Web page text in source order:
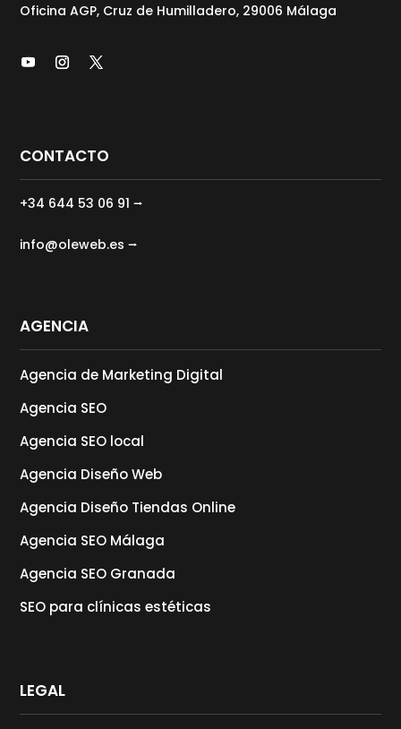
Oficina AGP, Cruz de Humilladero, 29006 Málaga
CONTACTO
+34 644 53 06 91 ⭢
info@oleweb.es ⭢
AGENCIA
Agencia de Marketing Digital
Agencia SEO
Agencia SEO local
Agencia Diseño Web
Agencia Diseño Tiendas Online
Agencia SEO Málaga
Agencia SEO Granada
SEO para clínicas estéticas
LEGAL